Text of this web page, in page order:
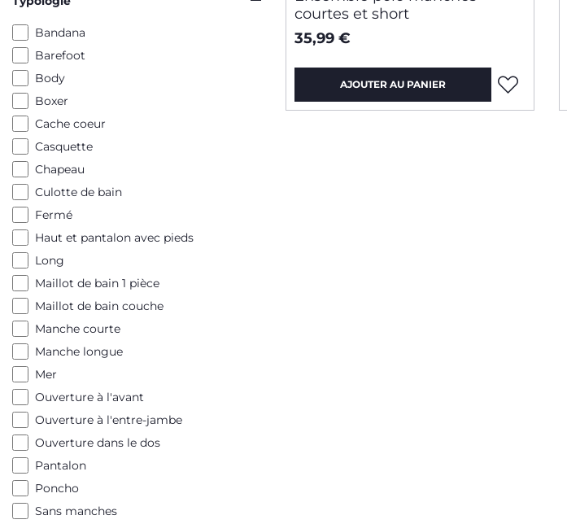
Bandana
Barefoot
Body
Boxer
Cache coeur
Casquette
Chapeau
Culotte de bain
Fermé
Haut et pantalon avec pieds
Long
Maillot de bain 1 pièce
Maillot de bain couche
Manche courte
Manche longue
Mer
Ouverture à l'avant
Ouverture à l'entre-jambe
Ouverture dans le dos
Pantalon
Poncho
Sans manches
courtes et short
35,99 €
AJOUTER AU PANIER